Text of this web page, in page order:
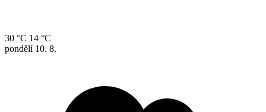
30 °C 14 °C
pondělí 10. 8.